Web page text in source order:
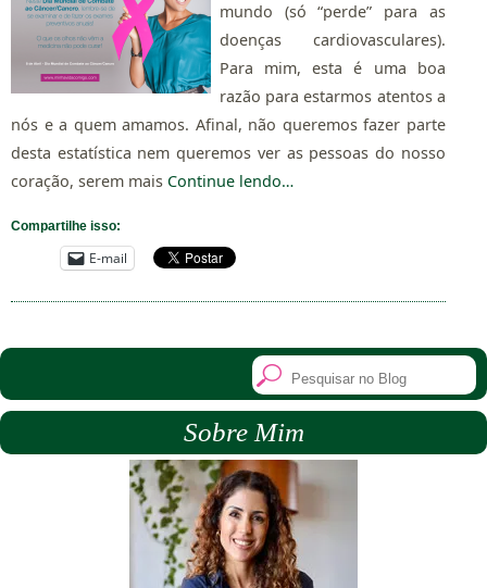
mundo (só “perde” para as
doenças cardiovasculares).
Para mim, esta é uma boa
razão para estarmos atentos a
nós e a quem amamos. Afinal, não queremos fazer parte
desta estatística nem queremos ver as pessoas do nosso
coração, serem mais Continue lendo…
Compartilhe isso:
E-mail
Sobre Mim